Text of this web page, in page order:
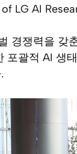
LG AI
경쟁력을 갖
포괄적 AI 생